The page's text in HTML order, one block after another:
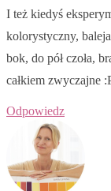
I też kiedyś
kolorystyczny,
bok, do pół czoła,
całkiem zwyczajne
Odpowiedz